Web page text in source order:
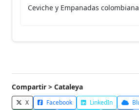
Ceviche y Empanadas
Compartir > Cataleya
X Facebook LinkedIn